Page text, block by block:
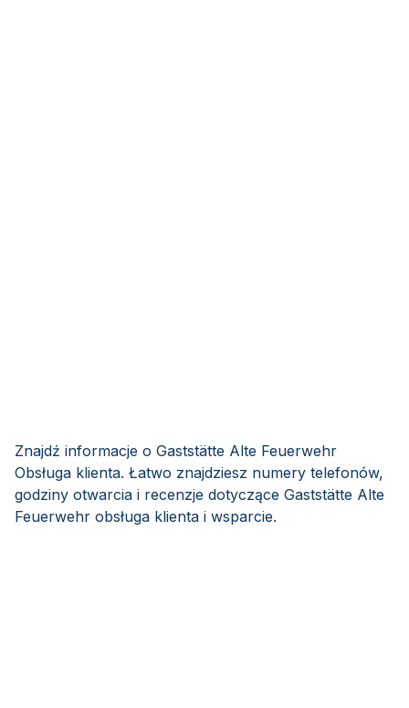
Znajdź informacje o Gaststätte Alte Feuerwehr
Obsługa klienta. Łatwo znajdziesz numery telefonów,
godziny otwarcia i recenzje dotyczące Gaststätte Alte
Feuerwehr obsługa klienta i wsparcie.